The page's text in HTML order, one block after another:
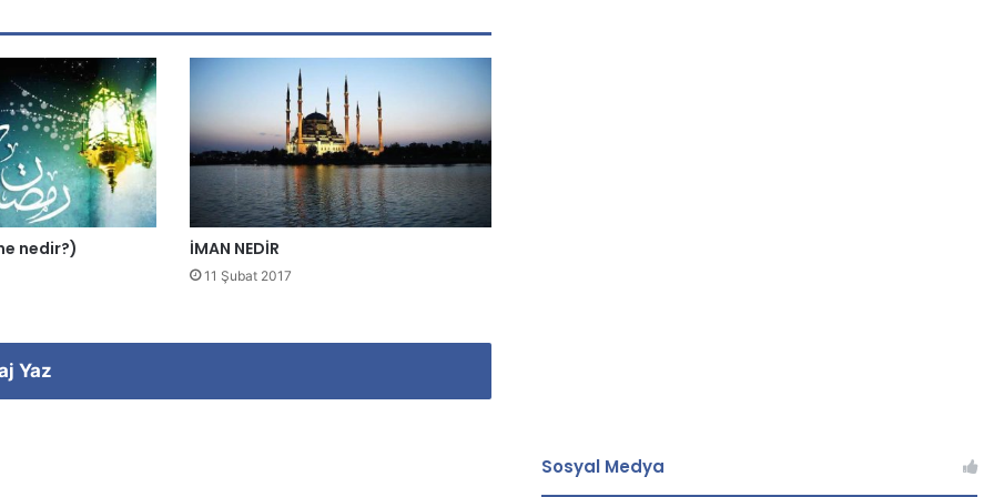
nedir?) İMAN NEDİR
11 Şubat 2017
Yaz